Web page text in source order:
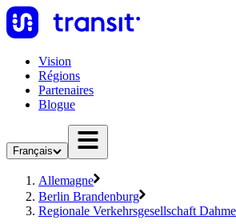
Vision
Régions
Partenaires
Blogue
Français
Allemagne
Berlin Brandenburg
Regionale Verkehrsgesellschaft